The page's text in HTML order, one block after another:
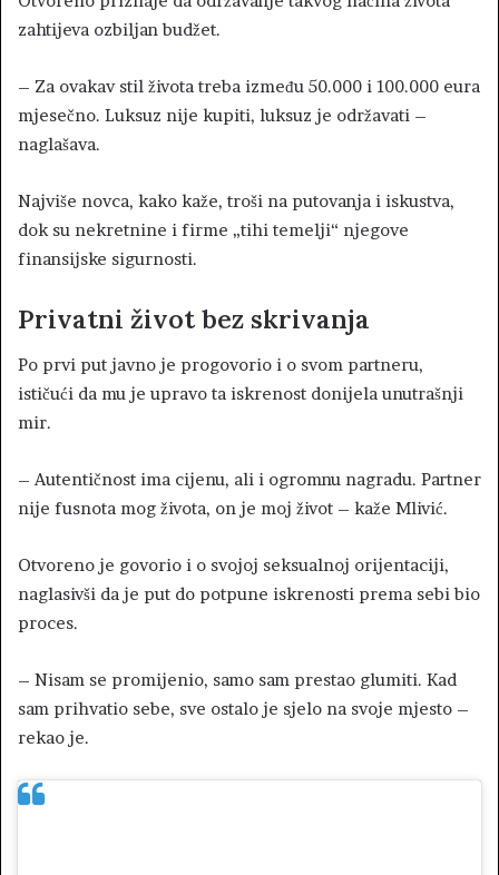
zahtijeva ozbiljan budžet.
– Za ovakav stil života treba između 50.000 i 100.000 eura
mjesečno. Luksuz nije kupiti, luksuz je održavati –
naglašava.
Najviše novca, kako kaže, troši na putovanja i iskustva,
dok su nekretnine i firme „tihi temelji“ njegove
finansijske sigurnosti.
Privatni život bez skrivanja
Po prvi put javno je progovorio i o svom partneru,
ističući da mu je upravo ta iskrenost donijela unutrašnji
mir.
– Autentičnost ima cijenu, ali i ogromnu nagradu. Partner
nije fusnota mog života, on je moj život – kaže Mlivić.
Otvoreno je govorio i o svojoj seksualnoj orijentaciji,
naglasivši da je put do potpune iskrenosti prema sebi bio
proces.
– Nisam se promijenio, samo sam prestao glumiti. Kad
sam prihvatio sebe, sve ostalo je sjelo na svoje mjesto –
rekao je.